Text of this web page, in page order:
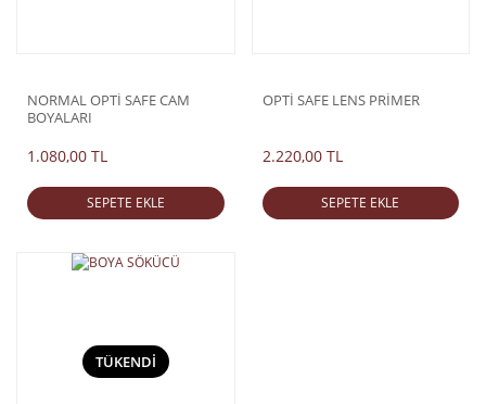
NORMAL OPTİ SAFE CAM
BOYALARI
1.080,00 TL
SEPETE EKLE
OPTİ SAFE LENS PRİMER
2.220,00 TL
SEPETE EKLE
TÜKENDİ